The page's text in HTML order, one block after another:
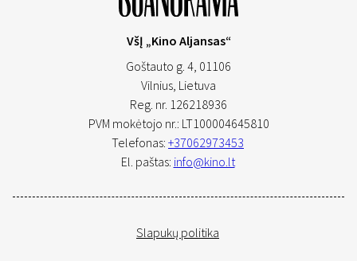
VšĮ „Kino Aljansas“
Goštauto g. 4, 01106
Vilnius, Lietuva
Reg. nr. 126218936
PVM mokėtojo nr.: LT100004645810
Telefonas: +37062973453
El. paštas: info@kino.lt
Slapukų politika